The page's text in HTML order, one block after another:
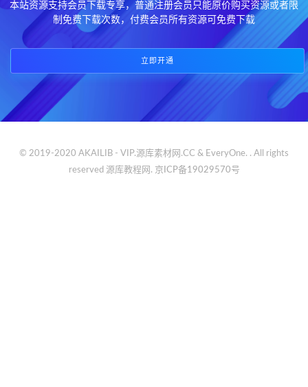
本站资源支持会员下载专享，普通注册会员只能原价购买资源或者限
制免费下载次数，付费会员所有资源可免费下载
立即开通
© 2019-2020 AKAILIB - VIP.源库素材网.CC & EveryOne. . All rights
reserved 源库教程网. 京ICP备19029570号